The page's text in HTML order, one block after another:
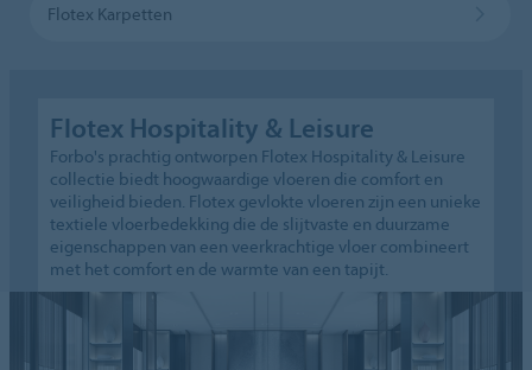
Flotex Karpetten
Flotex Hospitality & Leisure
Forbo's prachtig ontworpen Flotex Hospitality & Leisure
collectie biedt hoogwaardige vloeren die comfort en
veiligheid bieden. Flotex gevlokte vloeren zijn een unieke
textiele vloerbedekking die de slijtvaste en duurzame
eigenschappen van een veerkrachtige vloer combineert
met het comfort en de warmte van een tapijt.